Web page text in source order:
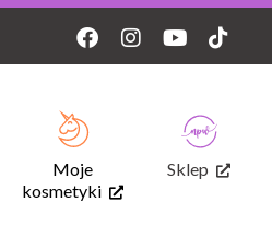
Facebook
Instagram
YoutubeTiktok
Moje
kosmetyki
Sklep